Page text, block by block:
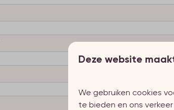
Deze website
We gebruiken cookies
te bieden en ons